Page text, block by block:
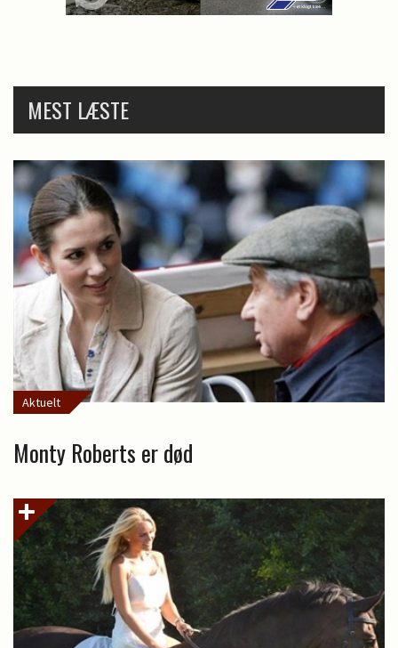
MEST LÆSTE
Aktuelt
Monty Roberts er død